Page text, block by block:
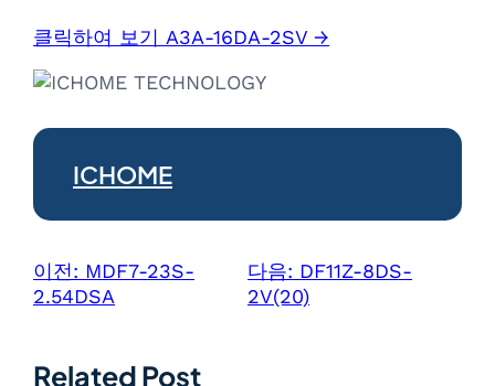
클릭하여 보기 A3A-16DA-2SV →
ICHOME
이전: MDF7-23S-
2.54DSA
다음: DF11Z-8DS-
2V(20)
Related Post